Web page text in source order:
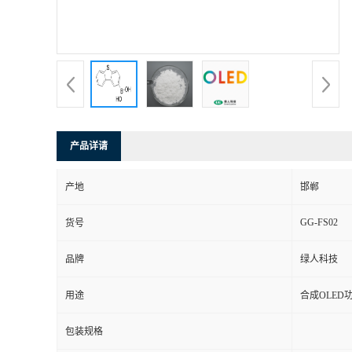
产品详请
产地 邯郸
货号 GG-FS02
品牌 绿人科技
用途 合成OLED
包装规格